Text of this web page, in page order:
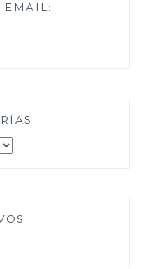
EMAIL: